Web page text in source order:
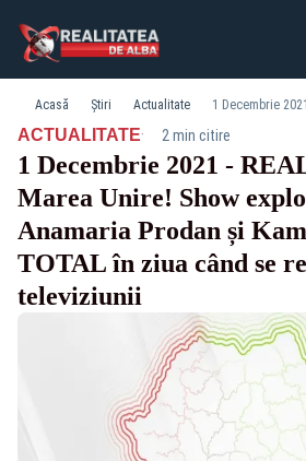
Acasă Știri Actualitate
ACTUALITATE· 2 min citire
1 Decembrie 2021 -
Marea Unire! Show
Anamaria Prodan și
TOTAL în ziua când se
televiziunii